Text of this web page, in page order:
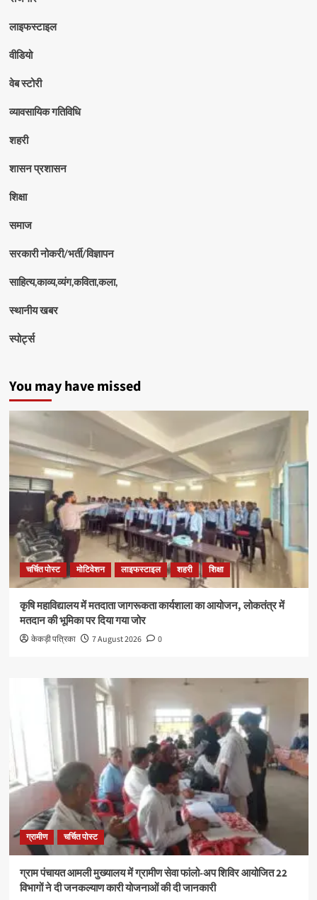
लाइफस्टाइल
वीडियो
वेब स्टोरी
व्यावसायिक गतिविधि
शहरी
शासन प्रशासन
शिक्षा
समाज
सरकारी नोकरी/भर्ती/विज्ञापन
साहित्य,काव्य,व्यंग,कविता,कला,
स्थानीय खबर
स्पोर्ट्स
You may have missed
चर्चित पोस्ट मोटिवेशन लाइफस्टाइल शहरी शिक्षा
कृषि महाविद्यालय में मतदाता जागरूकता कार्यशाला का आयोजन, लोकतंत्र में
मतदान की भूमिका पर दिया गया जोर
केकड़ी पत्रिका 7 August 2026 0
ग्रामीण चर्चित पोस्ट
ग्राम पंचायत आमली मुख्यालय में ग्रामीण सेवा फांलो-अप शिविर आयोजित 22
विभागों ने दी जनकल्याण कारी योजनाओं की दी जानकारी